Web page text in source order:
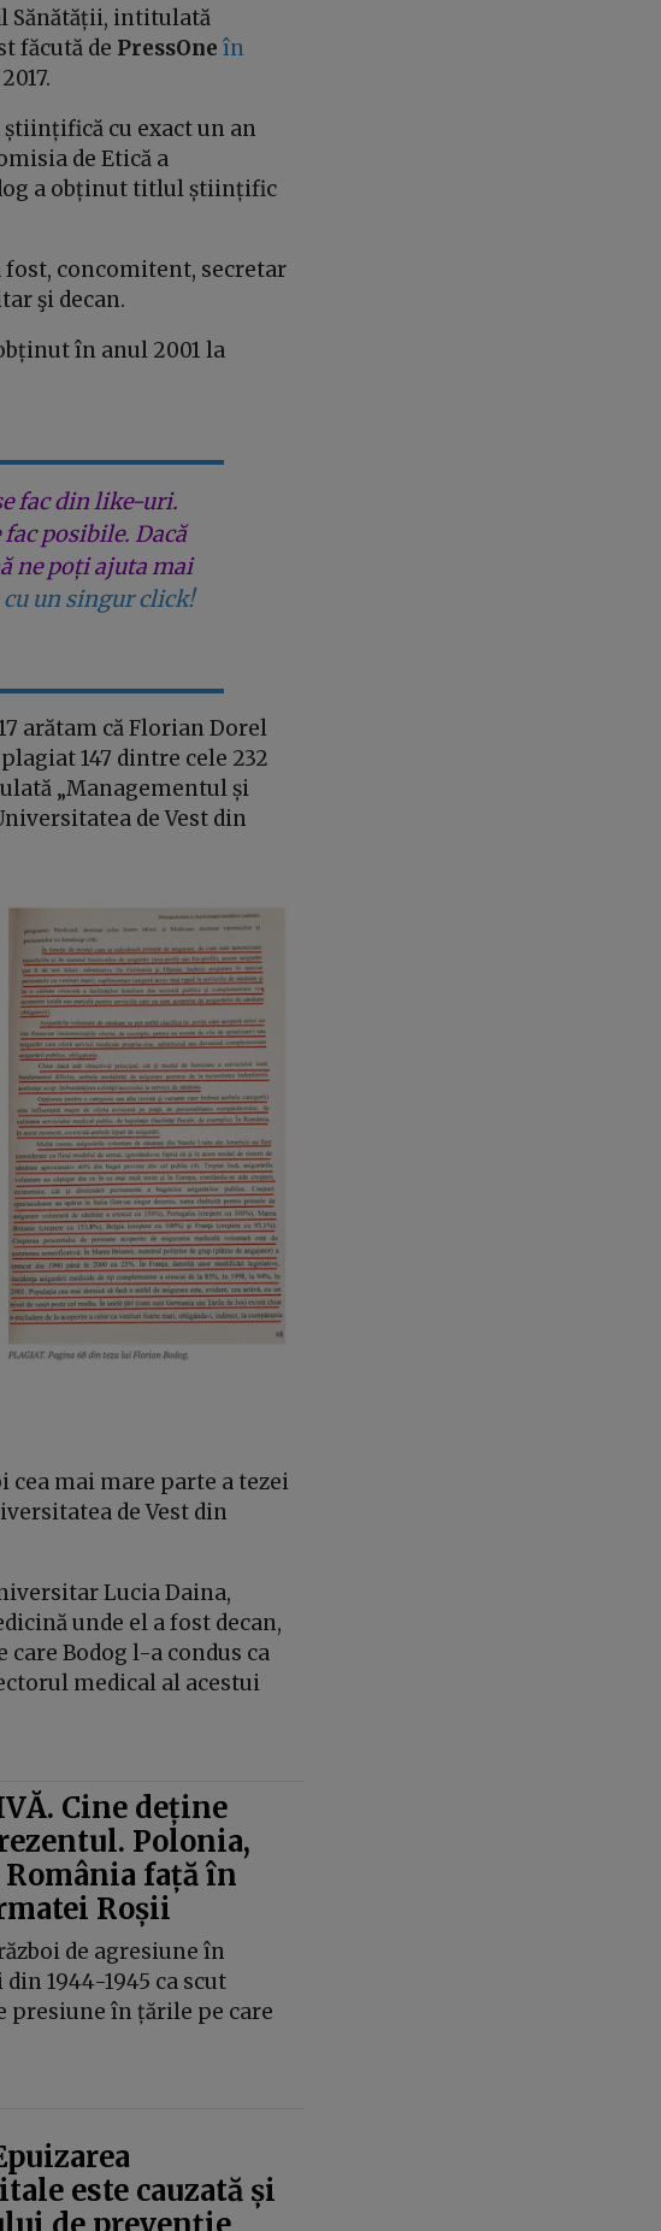
Sănătății, intitulată
făcută de PressOne în
științifică cu exact un an
de Etică a
a obținut titlul științific
fost, concomitent, secretar
şi decan.
în anul 2001 la
fac din like-uri.
posibile. Dacă
ne poți ajuta mai
un singur click!
arătam că Florian Dorel
147 dintre cele 232
„Managementul și
de Vest din
cea mai mare parte a tezei
de Vest din
Lucia Daina,
unde el a fost decan,
care Bodog l-a condus ca
medical al acestui
Cine deține
Polonia,
față în
Roșii
de agresiune în
1944-1945 ca scut
în țările pe care
este cauzată și
de prevenție